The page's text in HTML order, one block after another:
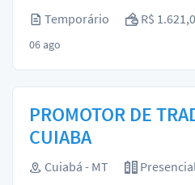
Temporário
R$
06 ago
PROMOTOR DE
CUIABA
Cuiabá - MT